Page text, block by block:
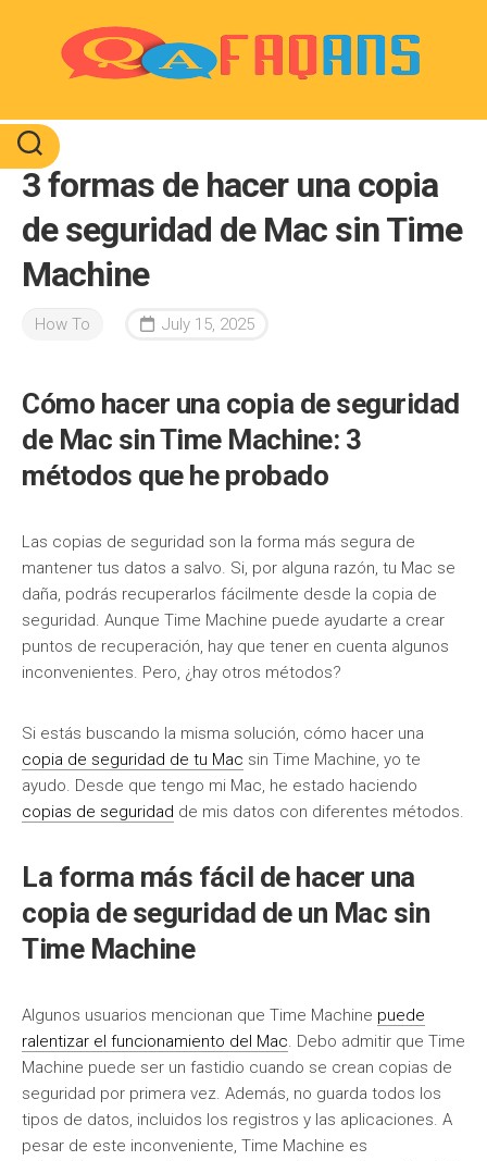
3 formas de hacer una copia
de seguridad de Mac sin Time
Machine
How To July 15, 2025
Cómo hacer una copia de seguridad
de Mac sin Time Machine: 3
métodos que he probado
Las copias de seguridad son la forma más segura de
mantener tus datos a salvo. Si, por alguna razón, tu Mac se
daña, podrás recuperarlos fácilmente desde la copia de
seguridad. Aunque Time Machine puede ayudarte a crear
puntos de recuperación, hay que tener en cuenta algunos
inconvenientes. Pero, ¿hay otros métodos?
Si estás buscando la misma solución, cómo hacer una
copia de seguridad de tu Mac sin Time Machine, yo te
ayudo. Desde que tengo mi Mac, he estado haciendo
copias de seguridad de mis datos con diferentes métodos.
La forma más fácil de hacer una
copia de seguridad de un Mac sin
Time Machine
Algunos usuarios mencionan que Time Machine puede
ralentizar el funcionamiento del Mac. Debo admitir que Time
Machine puede ser un fastidio cuando se crean copias de
seguridad por primera vez. Además, no guarda todos los
tipos de datos, incluidos los registros y las aplicaciones. A
pesar de este inconveniente, Time Machine es